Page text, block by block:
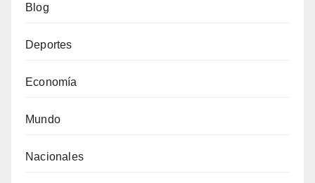
Blog
Deportes
Economía
Mundo
Nacionales